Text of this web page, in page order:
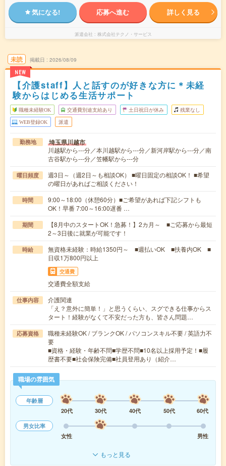
気になる! 応募へ進む 詳しく見る
派遣会社 株式会社テクノ・サービス
未読
NEW
掲載日 2026/08/09
【介護staff】人と話すのが好きな方に＊未経
験からはじめる生活サポート
職種未経験OK 交通費別途支給あり 土日祝日が休み 残業なし
WEB登録OK 派遣
勤務地 埼玉県川越市
川越駅から---分／本川越駅から---分／新河岸駅から---分／南
古谷駅から---分／笠幡駅から---分
曜日頻度
週3日～（週2日～も相談OK） ■曜日固定の相談OK！ ■希望
の曜日があればご相談ください！
時間
9:00～18:00（休憩60分）■ご希望があれば下記シフトも
OK！早番 7:00～16:00遅番 …
期間
【8月中のスタートOK！急募！】2カ月～ ■ご応募から最短
2～3日後に就業が可能です！
時給
無資格未経験：時給1350円～ ■週払いOK ■扶養内OK ■
日収1万800円以上
交通費
交通費全額支給
仕事内容
介護関連
「え？意外に簡単！」と思うくらい、スグできる仕事からス
タート！経験がなくて不安だった方も、皆さん問題…
応募資格
職種未経験OK / ブランクOK / パソコンスキル不要 / 英語力不
要
■資格・経験・年齢不問■学歴不問■10名以上採用予定！■履
歴書不要■社会保険完備■社員登用あり（紹介…
職場の雰囲気
年齢層
20代
30代 40代 50代
60代
男女比率
女性
男性
もっと見る